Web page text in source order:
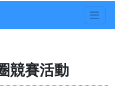
競賽活動